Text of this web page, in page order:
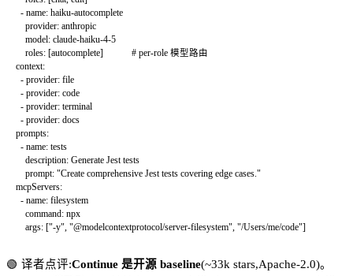
  -
name: haiku-autocomplete
    provider
: anthropic
    model
: claude-haiku-4-5
    roles
: [autocomplete] # per-role 模型路由
context:
  -
provider: file
  -
provider: code
  -
provider: terminal
  -
provider: docs
prompts:
  -
name: tests
    description
: Generate Jest tests
    prompt
: "Create comprehensive Jest tests covering edge cases."
mcpServers:
  -
name: filesystem
    command
: npx
    args
: ["-y" "@modelcontextprotocol/server-filesystem" "/Users/me/code"]
🟢 译者点评:Continue 是开源 baseline(~33k stars,Apache-2.0)。